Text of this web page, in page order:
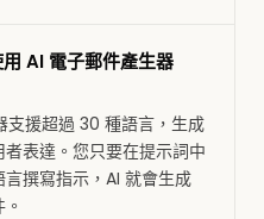
AI 電子郵件產生器
支援超過 30 種語言，生成
表達。您只要在提示詞中
撰寫指示，AI 就會生成